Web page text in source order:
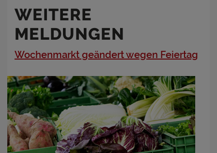
WEITERE
MELDUNGEN
Wochenmarkt geändert wegen Feiertag